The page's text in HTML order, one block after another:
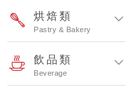
烘焙類
Pastry & Bakery
飲品類
Beverage